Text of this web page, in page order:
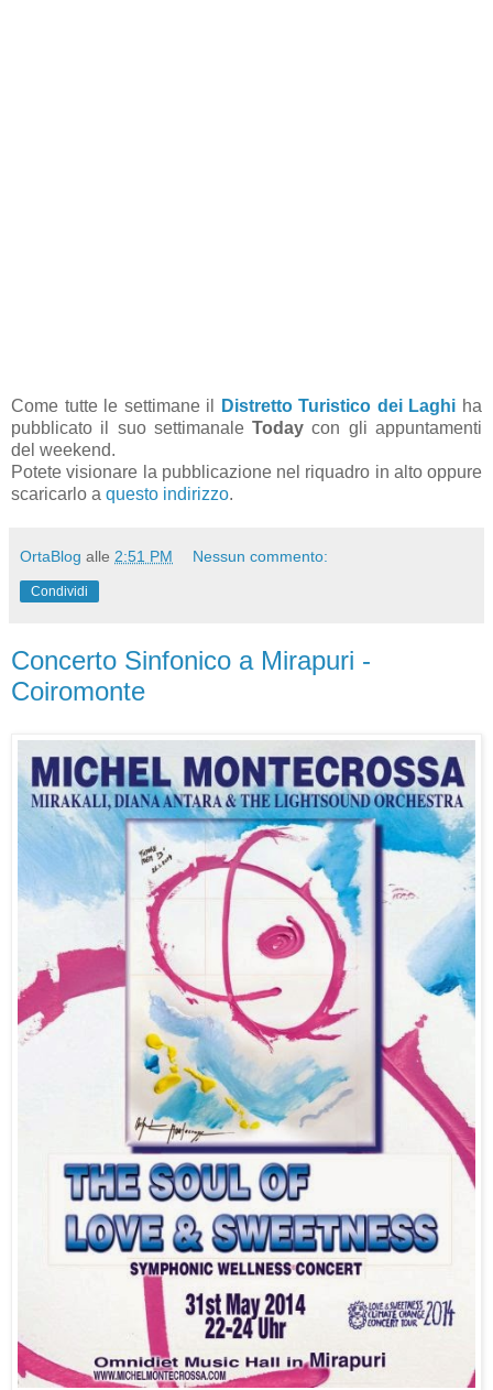
Come tutte le settimane il Distretto Turistico dei Laghi ha
pubblicato il suo settimanaleTodaycon gli appuntamenti
del weekend.
Potete visionare la pubblicazione nel riquadro in alto oppure
scaricarlo a questo indirizzo.
OrtaBlog alle 2:51 PM Nessun commento:
Condividi
Concerto Sinfonico a Mirapuri -
Coiromonte